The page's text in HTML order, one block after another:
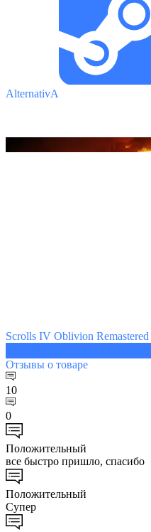
AlternativA
Scrolls IV Oblivion
Отзывы о товаре
10
0
Положительный
все быстро пришло, спасибо
Положительный
Супер